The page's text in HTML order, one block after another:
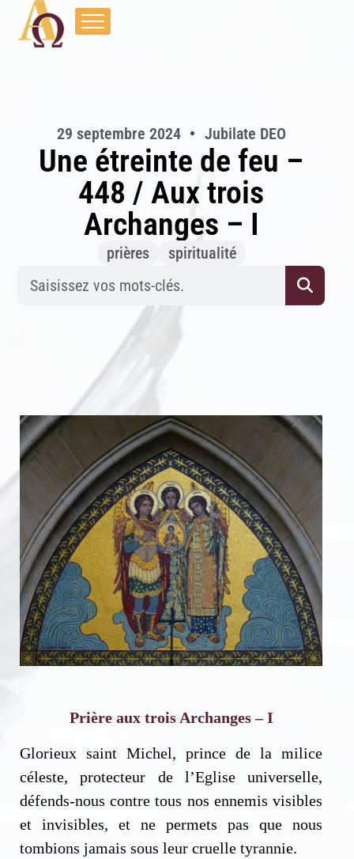
29 septembre 2024 Jubilate DEO
Une étreinte de feu –
448 / Aux trois
Archanges – I
prières spiritualité
Prière aux trois Archanges – I
Glorieux saint Michel, prince de la milice
céleste, protecteur de l’Eglise universelle,
défends-nous contre tous nos ennemis visibles
et invisibles, et ne permets pas que nous
tombions jamais sous leur cruelle tyrannie.